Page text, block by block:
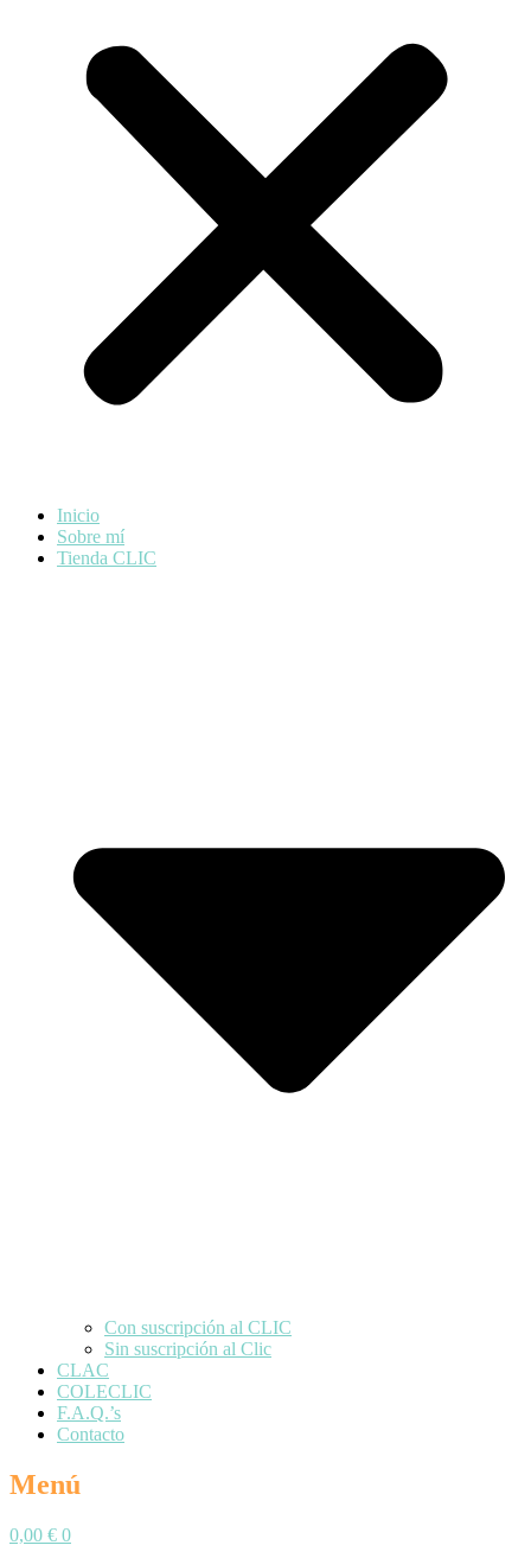
Inicio
Sobre mí
Tienda CLIC
Con suscripción al CLIC
Sin suscripción al Clic
CLAC
COLECLIC
F.A.Q.’s
Contacto
Menú
0,00 € 0